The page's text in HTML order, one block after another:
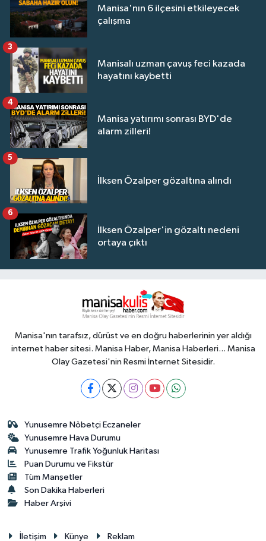
Manisa'nın 6 ilçesini etkileyecek
çalışma
Manisalı uzman çavuş feci kazada
hayatını kaybetti
3
Manisa yatırımı sonrası BYD'de
alarm zilleri!
4
İlksen Özalper gözaltına alındı
5
İlksen Özalper'in gözaltı nedeni
ortaya çıktı
6
Manisa'nın tarafsız, dürüst ve en doğru haberlerinin yer aldığı
internet haber sitesi. Manisa Haber, Manisa Haberleri... Manisa
Olay Gazetesi'nin Resmi İnternet Sitesidir.
Yunusemre Nöbetçi Eczaneler
Yunusemre Hava Durumu
Yunusemre Trafik Yoğunluk Haritası
Puan Durumu ve Fikstür
Tüm Manşetler
Son Dakika Haberleri
Haber Arşivi
İletişim Künye Reklam